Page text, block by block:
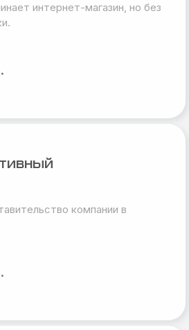
интернет-магазин, но без
компании в